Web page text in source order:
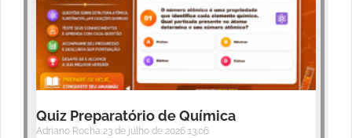
Quiz Preparatório de Química
Adriano Rocha 23 de julho de 2026 13:06